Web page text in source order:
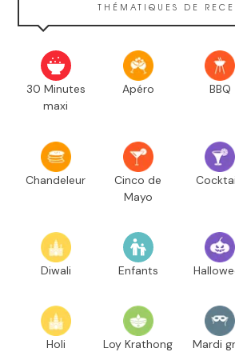
THÉMATIQUES DE
30 Minutes
maxi
Apéro BBQ
Chandeleur
Cinco de
Mayo
Diwali Enfants
Holi Loy Krathong Mardi